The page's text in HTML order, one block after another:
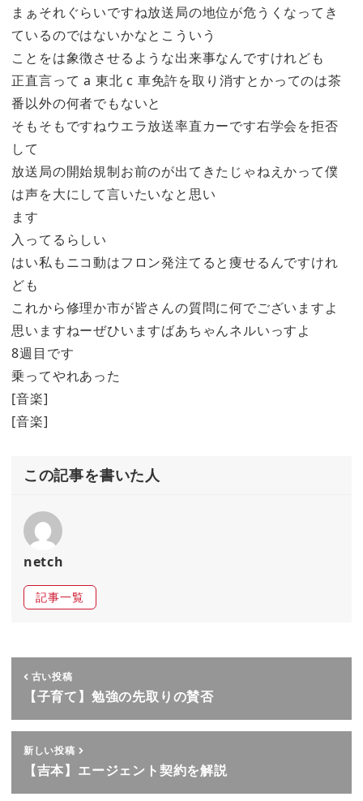
まぁそれぐらいですね放送局の地位が危うくなってき
ているのではないかなとこういう
ことをは象徴させるような出来事なんですけれども
正直言って a 東北 c 車免許を取り消すとかってのは茶
番以外の何者でもないと
そもそもですねウエラ放送率直カーです右学会を拒否
して
放送局の開始規制お前のが出てきたじゃねえかって僕
は声を大にして言いたいなと思い
ます
入ってるらしい
はい私もニコ動はフロン発注てると痩せるんですけれ
ども
これから修理か市が皆さんの質問に何でございますよ
思いますねーぜひいますばあちゃんネルいっすよ
8週目です
乗ってやれあった
[音楽]
[音楽]
この記事を書いた人
netch
記事一覧
古い投稿
【子育て】勉強の先取りの賛否
新しい投稿
【吉本】エージェント契約を解説